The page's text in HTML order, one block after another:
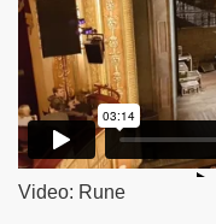
Video: Rune